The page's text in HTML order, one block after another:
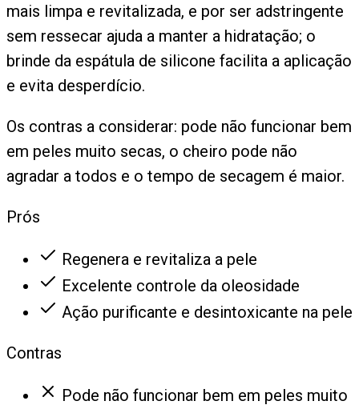
mais limpa e revitalizada, e por ser adstringente
sem ressecar ajuda a manter a hidratação; o
brinde da espátula de silicone facilita a aplicação
e evita desperdício.
Os contras a considerar: pode não funcionar bem
em peles muito secas, o cheiro pode não
agradar a todos e o tempo de secagem é maior.
Prós
Regenera e revitaliza a pele
Excelente controle da oleosidade
Ação purificante e desintoxicante na pele
Contras
Pode não funcionar bem em peles muito